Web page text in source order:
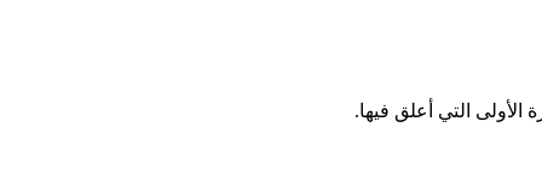
الأولى التي أعلق فيها.